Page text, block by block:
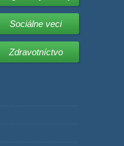
Sociálne veci
Zdravotníctvo